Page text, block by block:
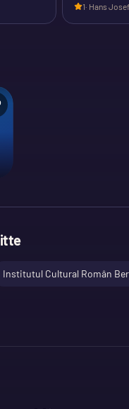
1· Hans
Institutul Cultural Român